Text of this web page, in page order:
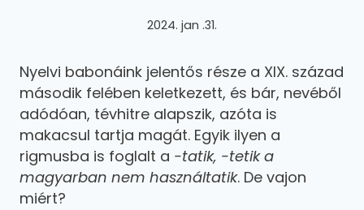
2024. jan .31.
Nyelvi babonáink jelentős része a XIX. század
második felében keletkezett, és bár, nevéből
adódóan, tévhitre alapszik, azóta is
makacsul tartja magát. Egyik ilyen a
rigmusba is foglalt a -tatik, -tetik a
magyarban nem használtatik. De vajon
miért?